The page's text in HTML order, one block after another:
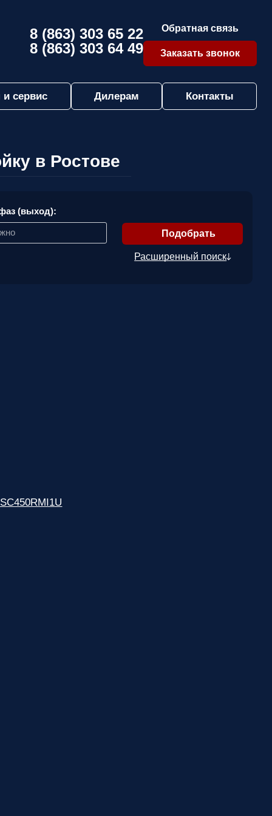
8 (863) 303 65 22
8 (863) 303 64 49
Обратная связь
Заказать звонок
и сервис Дилерам Контакты
в Ростове
(выход):
Расширенный поиск